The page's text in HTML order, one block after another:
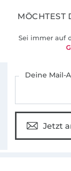
MÖCHTEST
Sei immer auf
Deine Mail-
Jetzt